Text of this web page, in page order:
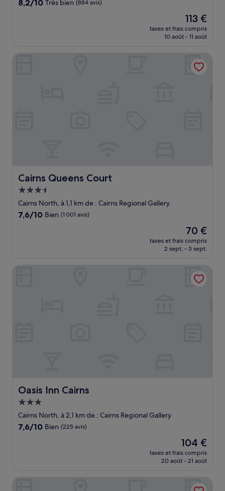
8,2/10 Très bien (884 avis)
Le
nouveau
prix
de
113 €
113 €
taxes et frais compris
10 août - 11 août
Cairns Queens Court
Cairns Queens Court
Hébergement
3.5 étoiles
Cairns North, à 1,1 km de : Cairns Regional Gallery
7.6
7,6/10 Bien (1 001 avis)
Le
nouveau
prix
de
70 €
70 €
taxes et frais compris
2 sept. - 3 sept.
Oasis Inn Cairns
Oasis Inn Cairns
Hébergement
3.0 étoiles
Cairns North, à 2,1 km de : Cairns Regional Gallery
7.6
7,6/10 Bien (225 avis)
Le
nouveau
prix
de
104 €
104 €
taxes et frais compris
20 août - 21 août